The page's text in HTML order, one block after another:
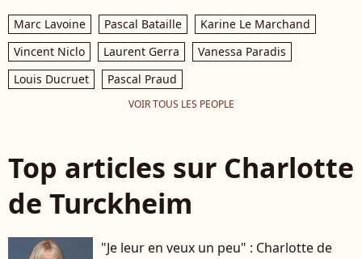
Marc Lavoine Pascal Bataille
Karine Le Marchand
Vincent Niclo
Laurent Gerra
Vanessa Paradis
Louis Ducruet
Pascal Praud
VOIR TOUS LES PEOPLE
Top articles sur Charlotte
de Turckheim
"Je leur en veux un peu" : Charlotte de